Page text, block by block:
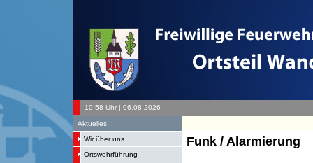
10:58 Uhr | 06.08.2026
Aktuelles
Wir über uns
Ortswehrführung
Funk / Alarmierung